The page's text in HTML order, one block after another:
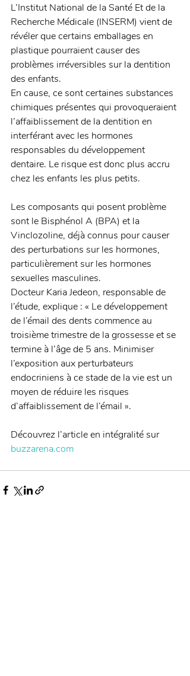
L’Institut National de la Santé Et de la
Recherche Médicale (INSERM) vient de
révéler que certains emballages en
plastique pourraient causer des
problèmes irréversibles sur la dentition
des enfants.
En cause, ce sont certaines substances
chimiques présentes qui provoqueraient
l’affaiblissement de la dentition en
interférant avec les hormones
responsables du développement
dentaire. Le risque est donc plus accru
chez les enfants les plus petits.
Les composants qui posent problème
sont le Bisphénol A (BPA) et la
Vinclozoline, déjà connus pour causer
des perturbations sur les hormones,
particulièrement sur les hormones
sexuelles masculines.
Docteur Karia Jedeon, responsable de
l’étude, explique : « Le développement
de l’émail des dents commence au
troisième trimestre de la grossesse et se
termine à l’âge de 5 ans. Minimiser
l’exposition aux perturbateurs
endocriniens à ce stade de la vie est un
moyen de réduire les risques
d’affaiblissement de l’émail ».
Découvrez l’article en intégralité sur
buzzarena.com